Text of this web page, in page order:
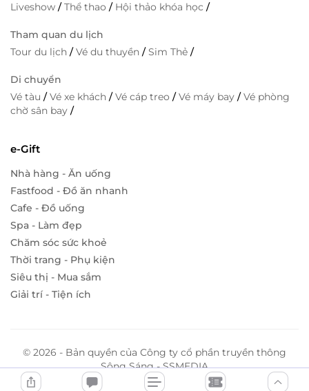
Liveshow /Thể thao / Hội thảo khóa học /
Tham quan du lịch
Tour du lịch /Vé du thuyền /Sim Thẻ /
Di chuyển
Vé tàu /Vé xe khách /Vé cáp treo /Vé máy bay /Vé phòng
chờ sân bay /
e-Gift
Nhà hàng - Ăn uống
Fastfood - Đồ ăn nhanh
Cafe - Đồ uống
Spa - Làm đẹp
Chăm sóc sức khoẻ
Thời trang - Phụ kiện
Siêu thị - Mua sắm
Giải trí - Tiện ích
© 2026 - Bản quyền của Công ty cổ phần truyền thông
Sông Sáng - SSMEDIA